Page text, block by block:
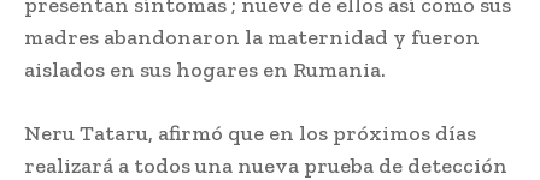
madres abandonaron la maternidad y fueron
aislados en sus hogares en Rumania.
Neru Tataru, afirmó que en los próximos días
realizará a todos una nueva prueba de detección